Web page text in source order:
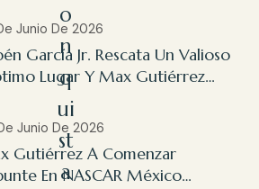
o
n
q
ui
st
a
Junio De 2026
García Jr. Rescata Un Valioso
Lugar Y Max Gutiérrez
14º En NASCAR México
Junio De 2026
Gutiérrez A Comenzar
En NASCAR México